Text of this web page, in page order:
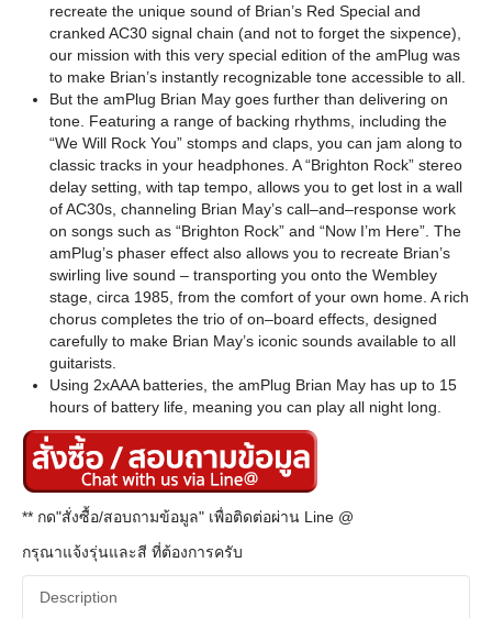
recreate the unique sound of Brian’s Red Special and
cranked AC30 signal chain (and not to forget the sixpence),
our mission with this very special edition of the amPlug was
to make Brian’s instantly recognizable tone accessible to all.
But the amPlug Brian May goes further than delivering on
tone. Featuring a range of backing rhythms, including the
“We Will Rock You” stomps and claps, you can jam along to
classic tracks in your headphones. A “Brighton Rock” stereo
delay setting, with tap tempo, allows you to get lost in a wall
of AC30s, channeling Brian May’s call–and–response work
on songs such as “Brighton Rock” and “Now I’m Here”. The
amPlug’s phaser effect also allows you to recreate Brian’s
swirling live sound – transporting you onto the Wembley
stage, circa 1985, from the comfort of your own home. A rich
chorus completes the trio of on–board effects, designed
carefully to make Brian May’s iconic sounds available to all
guitarists.
Using 2xAAA batteries, the amPlug Brian May has up to 15
hours of battery life, meaning you can play all night long.
** กด"สั่งซื้อ/สอบถามข้อมูล" เพื่อติดต่อผ่าน Line @
กรุณาแจ้งรุ่นและสี ที่ต้องการครับ
Description